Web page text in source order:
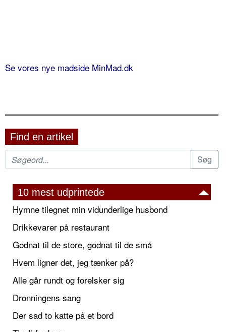
Se vores nye madside MinMad.dk
Find en artikel
10 mest udprintede
Hymne tilegnet min vidunderlige husbond
Drikkevarer på restaurant
Godnat til de store, godnat til de små
Hvem ligner det, jeg tænker på?
Alle går rundt og forelsker sig
Dronningens sang
Der sad to katte på et bord